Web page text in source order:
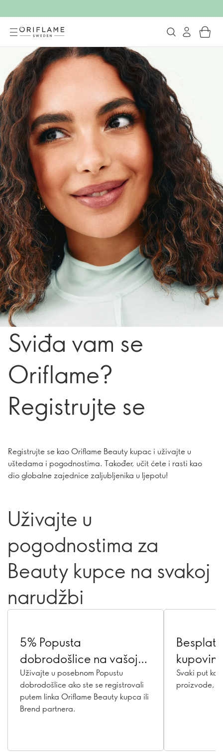
Sviđa vam se
Oriflame?
Registrujte se
Registrujte se kao Oriflame Beauty kupac i uživajte u
uštedama i pogodnostima. Također, učit ćete i rasti kao
dio globalne zajednice zaljubljenika u ljepotu!
Uživajte u
pogodnostima za
Beauty kupce na svakoj
narudžbi
5% Popusta
dobrodošlice na vašoj
prvoj narudžbi
Uživajte u posebnom Popustu
dobrodošlice ako ste se registrovali
putem linka Oriflame Beauty kupca ili
Brend partnera.
Svaki put
proizvode,